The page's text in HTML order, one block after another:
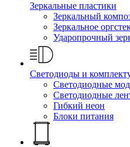
Зеркальные пластики
Зеркальный
Зеркальное
Ударопрочный
Светодиоды и
Светодиодные
Светодиодные
Гибкий неон
Блоки питания